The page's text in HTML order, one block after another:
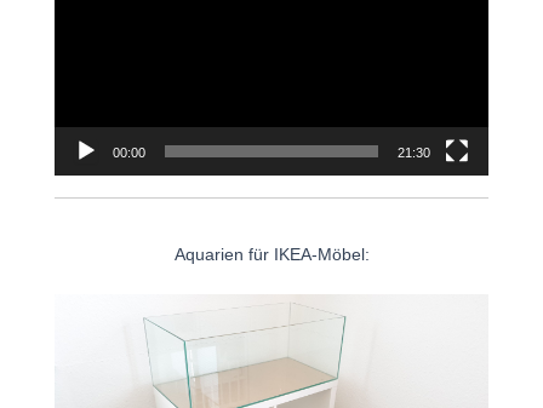
00:00 21:30
Aquarien für IKEA-Möbel: